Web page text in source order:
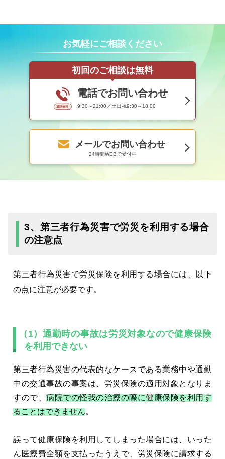
お気軽にご相談ください
初回のご相談は無料
電話でお問い合わせ
9:30～21:00／土日祝9:30～18:00
メールでお問い合わせ
24時間WEBで受付中
3、第三者行為災害で労災を利用する場合
の注意点
第三者行為災害で労災保険を利用する場合には、以下
の点に注意が必要です。
（1）通勤時の事故は労災対象なので健康保険
を利用できない
第三者行為災害の代表的なケースである業務中や通勤
中の交通事故の事案は、労災保険の適用対象となりま
すので、病院での怪我の治療の際に健康保険を利用す
ることはできません。
誤って健康保険を利用してしまった場合には、いった
ん医療費全額を支払ったうえで、労災保険に請求する